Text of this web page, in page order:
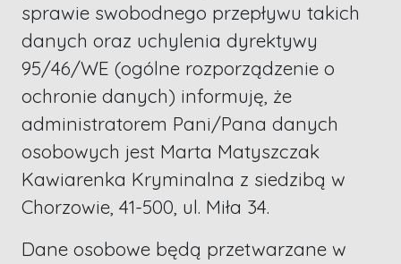
sprawie swobodnego przepływu takich
danych oraz uchylenia dyrektywy
95/46/WE (ogólne rozporządzenie o
ochronie danych) informuję, że
administratorem Pani/Pana danych
osobowych jest Marta Matyszczak
Kawiarenka Kryminalna z siedzibą w
Chorzowie, 41-500, ul. Miła 34.
Dane osobowe będą przetwarzane w